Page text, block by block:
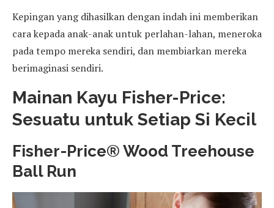
Kepingan yang dihasilkan dengan indah ini memberikan
cara kepada anak-anak untuk perlahan-lahan, meneroka
pada tempo mereka sendiri, dan membiarkan mereka
berimaginasi sendiri.
Mainan Kayu Fisher-Price:
Sesuatu untuk Setiap Si Kecil
Fisher-Price® Wood Treehouse
Ball Run